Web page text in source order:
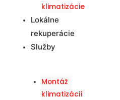
klimatizácie
Lokálne
rekuperácie
Služby
Montáž
klimatizácií